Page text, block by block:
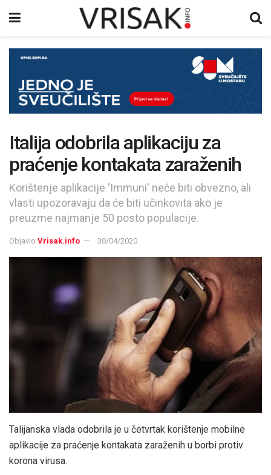
Italija odobrila aplikaciju za
praćenje kontakata zaraženih
Korištenje aplikacije 'Immuni' neće biti obvezno, ali
vlasti upozoravaju da će biti učinkovita ako je
preuzme najmanje 50 posto populacije.
Objavio Vrisak.info 30/04/2020
Talijanska vlada odobrila je u četvrtak korištenje mobilne
aplikacije za praćenje kontakata zaraženih u borbi protiv
korona virusa.